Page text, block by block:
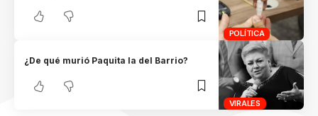
POLÍTICA
VIRALES
¿De qué murió Paquita la del Barrio?